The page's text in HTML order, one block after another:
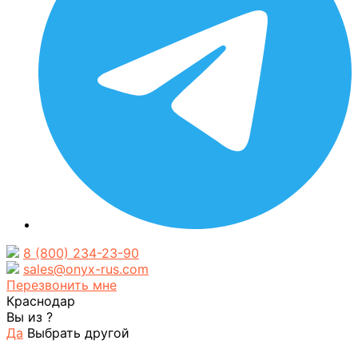
8 (800) 234-23-90
sales@onyx-rus.com
Перезвонить мне
Краснодар
Вы из ?
Да Выбрать другой